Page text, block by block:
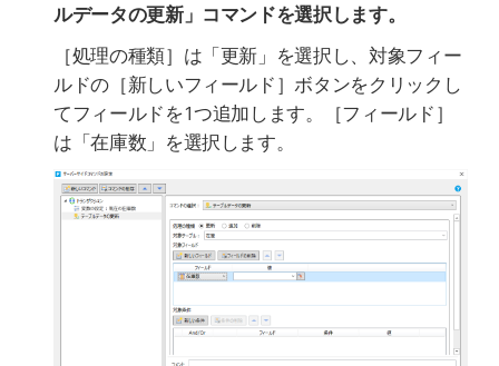
ルデータの更新」コマンドを選択します。
［処理の種類］は「更新」を選択し、対象フィー
ルドの［新しいフィールド］ボタンをクリックし
てフィールドを1つ追加します。［フィールド］
は「在庫数」を選択します。